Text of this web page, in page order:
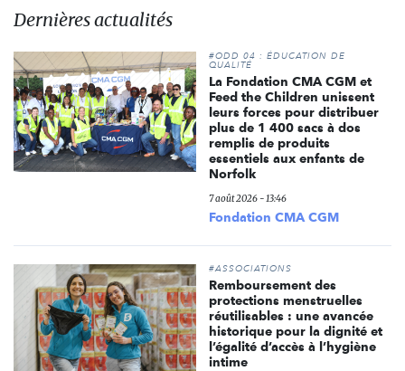
Dernières actualités
#ODD 04 : ÉDUCATION DE
QUALITÉ
La Fondation CMA CGM et
Feed the Children unissent
leurs forces pour distribuer
plus de 1 400 sacs à dos
remplis de produits
essentiels aux enfants de
Norfolk
7 août 2026 - 13:46
Fondation CMA CGM
#ASSOCIATIONS
Remboursement des
protections menstruelles
réutilisables : une avancée
historique pour la dignité et
l’égalité d’accès à l’hygiène
intime